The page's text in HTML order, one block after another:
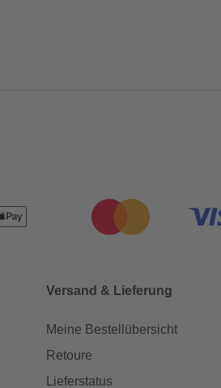
Versand & Lieferung
Meine Bestellübersicht
Retoure
Lieferstatus